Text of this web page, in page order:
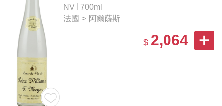
NV
700ml
法國 > 阿爾薩斯
$ 2,064